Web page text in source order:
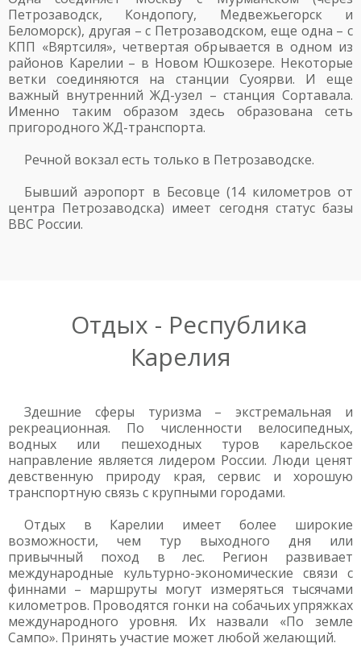
Петрозаводск, Кондопогу, Медвежьегорск и
Беломорск), другая – с Петрозаводском, еще одна – с
КПП «Вяртсиля», четвертая обрывается в одном из
районов Карелии – в Новом Юшкозере. Некоторые
ветки соединяются на станции Суоярви. И еще
важный внутренний ЖД-узел – станция Сортавала.
Именно таким образом здесь образована сеть
пригородного ЖД-транспорта.
Речной вокзал есть только в Петрозаводске.
Бывший аэропорт в Бесовце (14 километров от
центра Петрозаводска) имеет сегодня статус базы
ВВС России.
Отдых - Республика
Карелия
Здешние сферы туризма – экстремальная и
рекреационная. По численности велосипедных,
водных или пешеходных туров карельское
направление является лидером России. Люди ценят
девственную природу края, сервис и хорошую
транспортную связь с крупными городами.
Отдых в Карелии имеет более широкие
возможности, чем тур выходного дня или
привычный поход в лес. Регион развивает
международные культурно-экономические связи с
финнами – маршруты могут измеряться тысячами
километров. Проводятся гонки на собачьих упряжках
международного уровня. Их назвали «По земле
Сампо». Принять участие может любой желающий.